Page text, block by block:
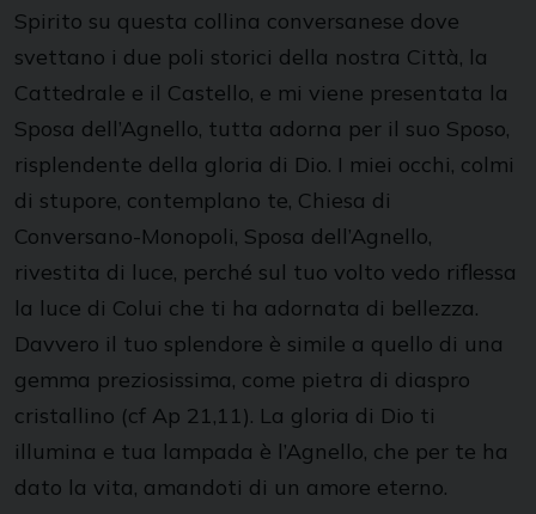
Spirito su questa collina conversanese dove
svettano i due poli storici della nostra Città, la
Cattedrale e il Castello, e mi viene presentata la
Sposa dell’Agnello, tutta adorna per il suo Sposo,
risplendente della gloria di Dio. I miei occhi, colmi
di stupore, contemplano te, Chiesa di
Conversano-Monopoli, Sposa dell’Agnello,
rivestita di luce, perché sul tuo volto vedo riflessa
la luce di Colui che ti ha adornata di bellezza.
Davvero il tuo splendore è simile a quello di una
gemma preziosissima, come pietra di diaspro
cristallino (cf Ap 21,11). La gloria di Dio ti
illumina e tua lampada è l’Agnello, che per te ha
dato la vita, amandoti di un amore eterno.